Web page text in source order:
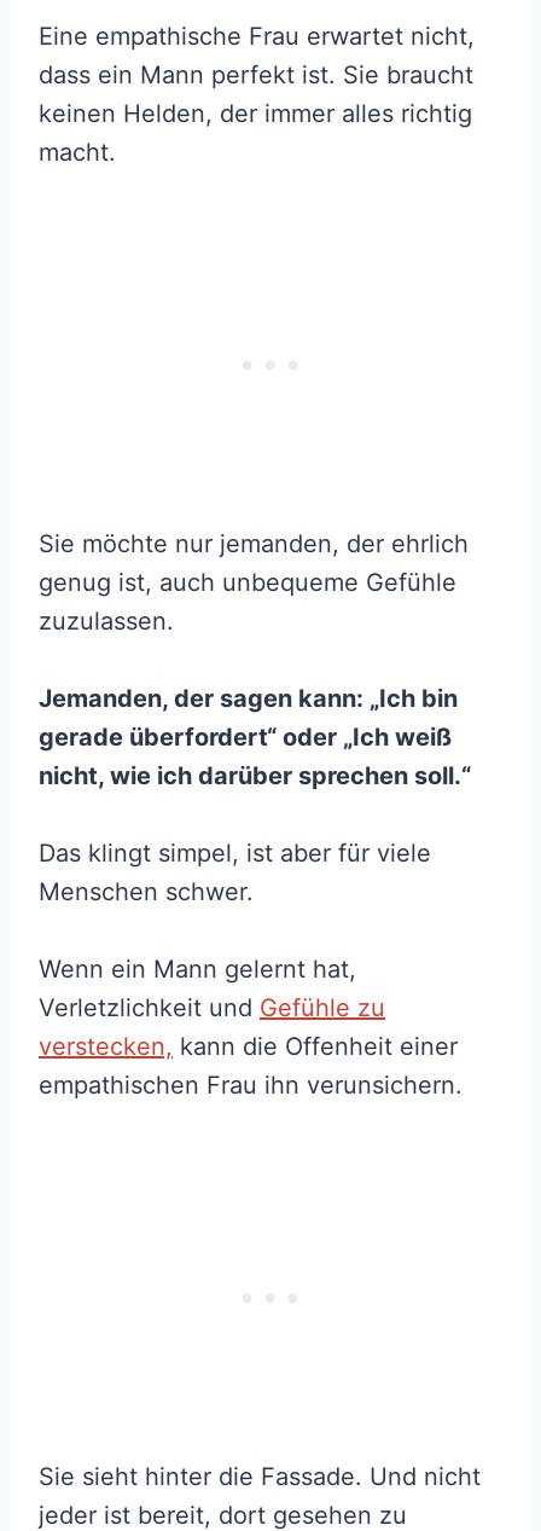
Eine empathische Frau erwartet nicht,
dass ein Mann perfekt ist. Sie braucht
keinen Helden, der immer alles richtig
macht.
Sie möchte nur jemanden, der ehrlich
genug ist, auch unbequeme Gefühle
zuzulassen.
Jemanden, der sagen kann: „Ich bin
gerade überfordert“ oder „Ich weiß
nicht, wie ich darüber sprechen soll.“
Das klingt simpel, ist aber für viele
Menschen schwer.
Wenn ein Mann gelernt hat,
Verletzlichkeit und Gefühle zu
verstecken, kann die Offenheit einer
empathischen Frau ihn verunsichern.
Sie sieht hinter die Fassade. Und nicht
jeder ist bereit, dort gesehen zu